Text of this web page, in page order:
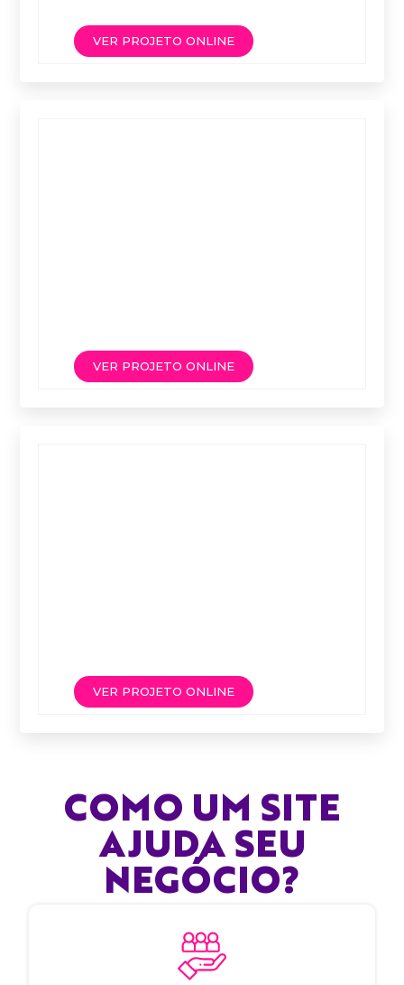
VER PROJETO ONLINE
VER PROJETO ONLINE
VER PROJETO ONLINE
COMO UM SITE
AJUDA SEU
NEGÓCIO?